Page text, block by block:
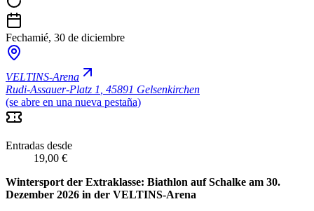
Fechamié, 30 de diciembre
VELTINS-Arena
Rudi-Assauer-Platz 1 45891 Gelsenkirchen
(se abre en una nueva pestaña)
Entradas desde
19,00 €
Wintersport der Extraklasse: Biathlon auf Schalke am 30.
Dezember 2026 in der VELTINS-Arena